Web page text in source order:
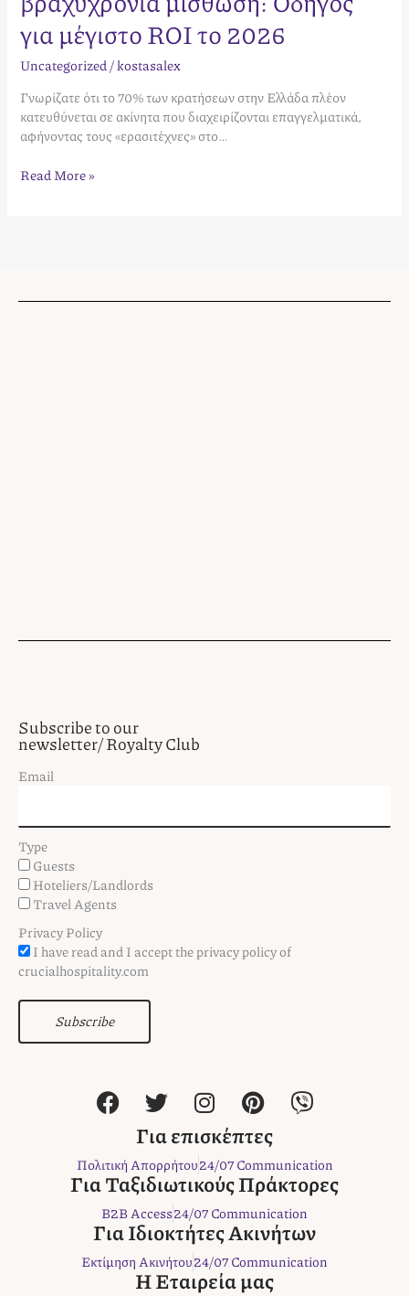
για μέγιστο ROI το 2026
Uncategorized/kostasalex
Γνωρίζατε ότι το 70% των κρατήσεων στην Ελλάδα πλέον
κατευθύνεται σε ακίνητα που διαχειρίζονται επαγγελματικά,
αφήνοντας τους «ερασιτέχνες» στο…
Read More »
Subscribe to our
newsletter/ Royalty Club
Email
Type
Guests
Hoteliers/Landlords
Travel Agents
Privacy Policy
I have read and I accept the privacy policy of
crucialhospitality.com
Subscribe
F
a
e
b
o
o
k
T
w
i
t
t
e
r
I
n
s
t
a
g
r
a
m
P
i
n
t
e
r
e
s
t
V
i
e
r
Για επισκέπτες
Πολιτική Απορρήτου24/07 Communication
Για Ταξιδιωτικούς Πράκτορες
B2B Access24/07 Communication
Για Ιδιοκτήτες Ακινήτων
Εκτίμηση Ακινήτου24/07 Communication
Η Εταιρεία μας